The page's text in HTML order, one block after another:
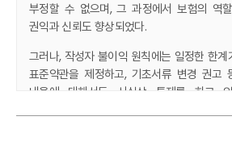
부정할 수 없으며, 그 과정에서 보험의 역
권익과 신뢰도 향상되었다.
그러나, 작성자 불이익 원칙에는 일정한 한
표준약관을 제정하고, 기초서류 변경 권고
내용에 대해서도 사실상 통제를 하고